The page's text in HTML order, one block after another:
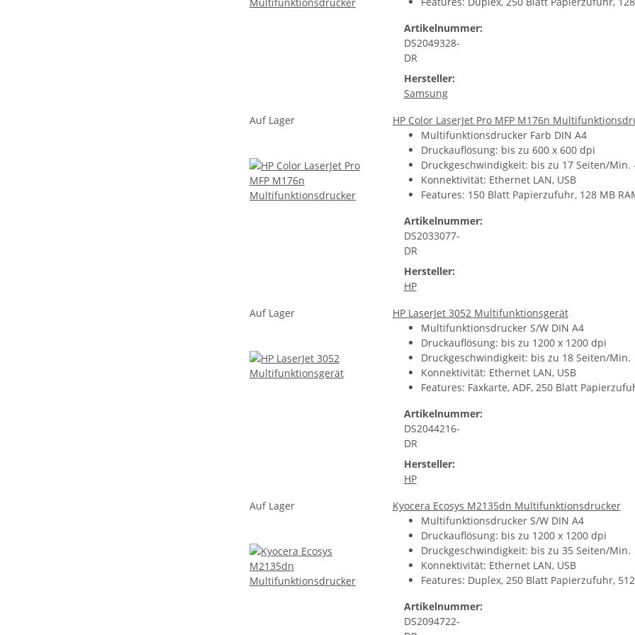
Artikelnummer:
DS2049328-
DR
Hersteller:
Samsung
Auf Lager
HP Color LaserJet Pro MFP M176n
Multifunktionsdrucker Farb DIN A4
Druckauflösung: bis zu 600 x 600 dpi
Druckgeschwindigkeit: bis zu 17 Seiten/
Konnektivität: Ethernet LAN, USB
Features: 150 Blatt Papierzufuhr, 128 MB
Artikelnummer:
DS2033077-
DR
Hersteller:
HP
Auf Lager
HP LaserJet 3052 Multifunktionsgerät
Multifunktionsdrucker S/W DIN A4
Druckauflösung: bis zu 1200 x 1200 dpi
Druckgeschwindigkeit: bis zu 18 Seiten/Min.
Konnektivität: Ethernet LAN, USB
Features: Faxkarte, ADF, 250 Blatt
Artikelnummer:
DS2044216-
DR
Hersteller:
HP
Auf Lager
Kyocera Ecosys M2135dn Multifunktionsdrucker
Multifunktionsdrucker S/W DIN A4
Druckauflösung: bis zu 1200 x 1200 dpi
Druckgeschwindigkeit: bis zu 35 Seiten/Min.
Konnektivität: Ethernet LAN, USB
Features: Duplex, 250 Blatt Papierzufuhr,
Artikelnummer:
DS2094722-